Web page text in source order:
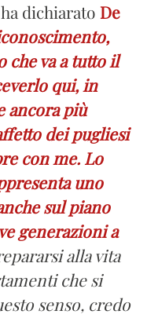
dichiarato De
che va a tutto il
qui, in
ancora più
dei pugliesi
con me. Lo
uno
sul piano
generazioni a
alla vita
che si
senso, credo